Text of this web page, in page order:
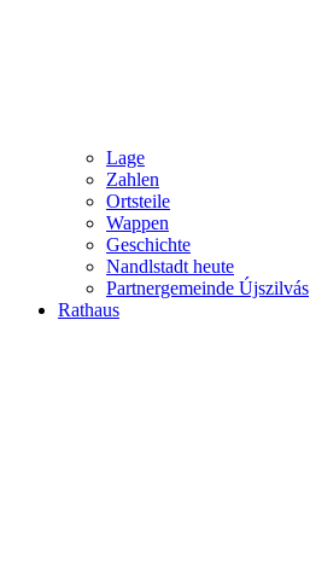
Lage
Zahlen
Ortsteile
Wappen
Geschichte
Nandlstadt heute
Partnergemeinde Újszilvás
Rathaus